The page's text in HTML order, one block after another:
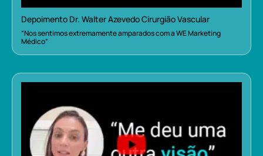
Depoimento Dr. Walter Azevedo Cirurgião Vascular
“Nos sentimos extremamente amparados com a WE Marketing
Médico”